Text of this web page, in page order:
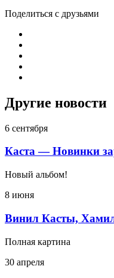
Поделиться с друзьями
Другие новости
6 сентября
Каста — Новинки
Новый альбом!
8 июня
Винил Касты,
Полная картина
30 апреля